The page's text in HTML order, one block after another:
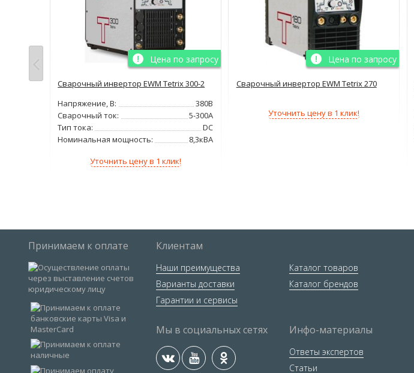
Цена по запросу
Сварочный инвертор EWM Tetrix 300-2
Напряжение, В:
380В
Сварочный ток:
5-300А
Тип тока:
DC
Номинальная мощность:
8,3кВА
Уточнить цену в 1 клик!
Цена по запросу
Сварочный инвертор EWM Tetrix 270
Уточнить цену в 1 клик!
Принимаем к оплате Клиентам
Наши преимущества
Варианты доставки
Гарантии и сервисы
Каталог товаров
Каталог брендов
Мы в социальных сетях Инфо-материалы
Ответы экспертов
Статьи